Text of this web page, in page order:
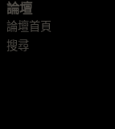
論壇
論壇首頁
搜尋